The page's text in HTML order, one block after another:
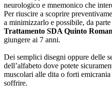
neurologico e mnemonico che
Per riuscire a scoprire
a minimizzarlo e possibile, da
Trattamento SDA Quinto
giungere ai 7 anni.
Dei semplici disegni oppure delle
dell’alfabeto dove potete
muscolari alle dita o forti
soffrire.